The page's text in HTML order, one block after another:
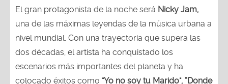
El gran protagonista de la noche será Nicky Jam,
una de las máximas leyendas de la música urbana a
nivel mundial. Con una trayectoria que supera las
dos décadas, el artista ha conquistado los
escenarios más importantes del planeta y ha
colocado éxitos como "Yo no soy tu Marido", “Donde